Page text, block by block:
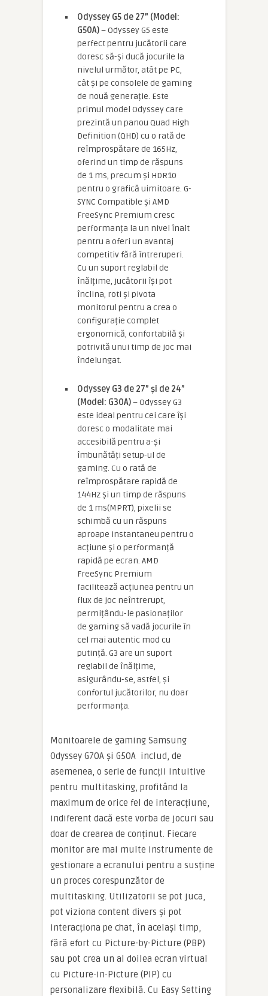
Odyssey G5 de 27” (Model:
G50A)– Odyssey G5 este
perfect pentru jucătorii care
doresc să-și ducă jocurile la
nivelul următor, atât pe PC,
cât și pe consolele de gaming
de nouă generație. Este
primul model Odyssey care
prezintă un panou Quad High
Definition (QHD) cu o rată de
reîmprospătare de 165Hz,
oferind un timp de răspuns
de 1 ms, precum și HDR10
pentru o grafică uimitoare. G-
SYNC Compatible și AMD
FreeSync Premium cresc
performanța la un nivel înalt
pentru a oferi un avantaj
competitiv fără întreruperi.
Cu un suport reglabil de
înălțime, jucătorii își pot
înclina, roti și pivota
monitorul pentru a crea o
configurație complet
ergonomică, confortabilă și
potrivită unui timp de joc mai
îndelungat.
Odyssey G3 de 27” și de 24”
(Model: G30A)– Odyssey G3
este ideal pentru cei care își
doresc o modalitate mai
accesibilă pentru a-și
îmbunătăți setup-ul de
gaming. Cu o rată de
reîmprospătare rapidă de
144Hz și un timp de răspuns
de 1 ms(MPRT), pixelii se
schimbă cu un răspuns
aproape instantaneu pentru o
acțiune și o performanță
rapidă pe ecran. AMD
FreeSync Premium
facilitează acțiunea pentru un
flux de joc neîntrerupt,
permițându-le pasionaților
de gaming să vadă jocurile în
cel mai autentic mod cu
putință. G3 are un suport
reglabil de înălțime,
asigurându-se, astfel, și
confortul jucătorilor, nu doar
performanța.
Monitoarele de gaming Samsung
Odyssey G70A și G50A includ, de
asemenea, o serie de funcții intuitive
pentru multitasking, profitând la
maximum de orice fel de interacțiune,
indiferent dacă este vorba de jocuri sau
doar de crearea de conținut. Fiecare
monitor are mai multe instrumente de
gestionare a ecranului pentru a susține
un proces corespunzător de
multitasking. Utilizatorii se pot juca,
pot viziona content divers și pot
interacționa pe chat, în același timp,
fără efort cu Picture-by-Picture (PBP)
sau pot crea un al doilea ecran virtual
cu Picture-in-Picture (PIP) cu
personalizare flexibilă. Cu Easy Setting